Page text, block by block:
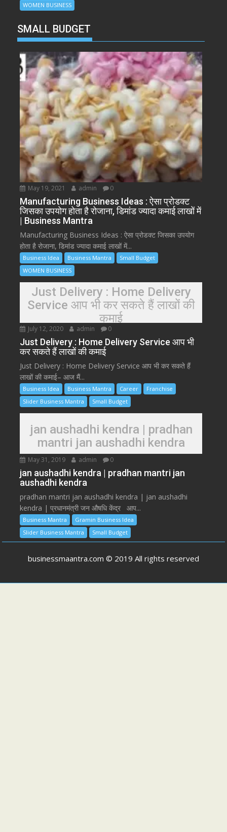
WOMEN BUSINESS
SMALL BUDGET
May 19, 2021 admin 0
Manufacturing Business Ideas : ऐसा प्रोडक्ट
जिसका उपयोग होता है रोजाना, डिमांड ज्यादा कमाई लाखों में
| Business Mantra
Manufacturing Business Ideas : ऐसा प्रोडक्ट जिसका उपयोग
होता है रोजाना, डिमांड ज्यादा कमाई लाखों में...
Business Idea Business Mantra
Small Budget
WOMEN BUSINESS
Just Delivery : Home Delivery
Service आप भी कर सकते हैं लाखों की
कमाई
July 12, 2020 admin 0
Just Delivery : Home Delivery Service आप भी
कर सकते हैं लाखों की कमाई
Just Delivery : Home Delivery Service आप भी कर सकते हैं
लाखों की कमाई– आज मैं...
Business Idea Business Mantra Career
Franchise
Slider Business Mantra
Small Budget
jan aushadhi kendra | pradhan
mantri jan aushadhi kendra
May 31, 2019 admin 0
jan aushadhi kendra | pradhan mantri jan
aushadhi kendra
pradhan mantri jan aushadhi kendra | jan aushadhi
kendra | प्रधानमंत्री जन औषधि केंद्र आप...
Business Mantra
Gramin Business Idea
Slider Business Mantra
Small Budget
businessmaantra.com © 2019 All rights reserved